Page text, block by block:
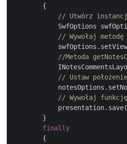
        {
// Utwórz
SwfOptions
// Wywołaj
//Metoda
// Ustaw
// Wywołaj
        }
finally
        {